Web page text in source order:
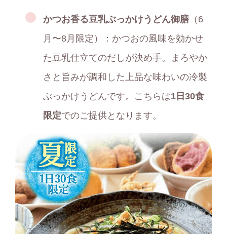
かつお香る豆乳ぶっかけうどん御膳（6
月〜8月限定）：かつおの風味を効かせ
た豆乳仕立てのだしが決め手。まろやか
さと旨みが調和した上品な味わいの冷製
ぶっかけうどんです。こちらは1日30食
限定でのご提供となります。